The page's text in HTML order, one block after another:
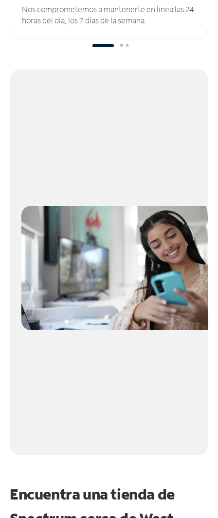
Nos comprometemos a mantenerte en línea las 24
horas del día, los 7 días de la semana.
Encuentra una tienda de